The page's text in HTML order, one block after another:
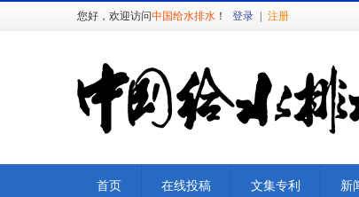
您好，欢迎访问中国给水排水 ！ 登录 注册
首页 在线投稿 文集专利 新